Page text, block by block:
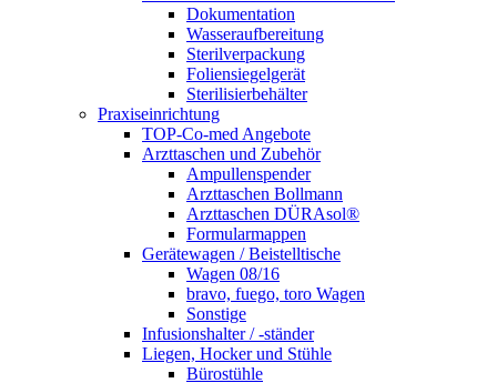
Dokumentation
Wasseraufbereitung
Sterilverpackung
Foliensiegelgerät
Sterilisierbehälter
Praxiseinrichtung
TOP-Co-med Angebote
Arzttaschen und Zubehör
Ampullenspender
Arzttaschen Bollmann
Arzttaschen DÜRAsol®
Formularmappen
Gerätewagen / Beistelltische
Wagen 08/16
bravo, fuego, toro Wagen
Sonstige
Infusionshalter / -ständer
Liegen, Hocker und Stühle
Bürostühle